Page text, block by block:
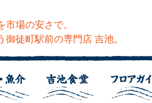
市場の安さで。
御徒町駅前の専門店 吉池。